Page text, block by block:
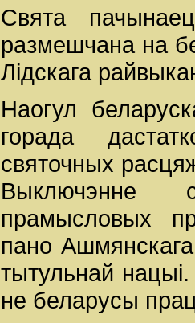
Свята
размешчана на
Лідскага
Наогул
горада
святочных
Выключэнне
прамысловых
пано
тытульнай
не беларусы